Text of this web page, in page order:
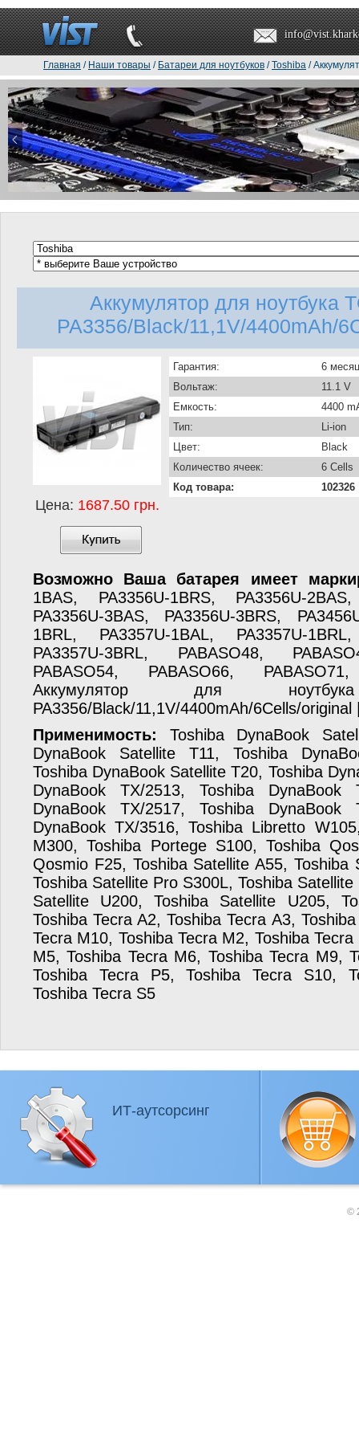
Главная / Наши товары / Батареи для ноутбуков /Toshiba /
Аккумулятор для ноутбука
PA3356/Black/11,1V/4400mAh/
Цена: 1687.50 грн.
Гарантия:
6
Вольтаж:
11.1 V
Емкость:
4400
Тип:
Li-ion
Цвет:
Black
Количество ячеек:
6 Cells
Код товара:
102326
Возможно Ваша батарея имеет
1BAS, PA3356U-1BRS, PA3356U-
PA3356U-3BAS, PA3356U-3BRS,
1BRL, PA3357U-1BAL, PA3357U-
PA3357U-3BRL, PABASO48,
PABASO54, PABASO66,
Аккумулятор для
PA3356/Black/11,1V/4400mAh/6Cells/original
Применимость: Toshiba DynaBook
DynaBook Satellite T11, Toshiba
Toshiba DynaBook Satellite T20, Toshiba
DynaBook TX/2513, Toshiba DynaBook
DynaBook TX/2517, Toshiba DynaBook
DynaBook TX/3516, Toshiba Libretto
M300, Toshiba Portege S100, Toshiba
Qosmio F25, Toshiba Satellite A55, Toshiba
Toshiba Satellite Pro S300L, Toshiba
Satellite U200, Toshiba Satellite U205,
Toshiba Tecra A2, Toshiba Tecra A3,
Tecra M10, Toshiba Tecra M2, Toshiba
M5, Toshiba Tecra M6, Toshiba Tecra M9,
Toshiba Tecra P5, Toshiba Tecra S10,
Toshiba Tecra S5
ИТ-аутсорсинг
©